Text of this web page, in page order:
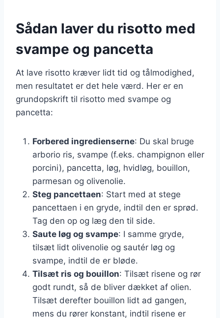
Sådan laver du risotto med
svampe og pancetta
At lave risotto kræver lidt tid og tålmodighed,
men resultatet er det hele værd. Her er en
grundopskrift til risotto med svampe og
pancetta:
Forbered ingredienserne: Du skal bruge
arborio ris, svampe (f.eks. champignon eller
porcini), pancetta, løg, hvidløg, bouillon,
parmesan og olivenolie.
Steg pancettaen: Start med at stege
pancettaen i en gryde, indtil den er sprød.
Tag den op og læg den til side.
Saute løg og svampe: I samme gryde,
tilsæt lidt olivenolie og sautér løg og
svampe, indtil de er bløde.
Tilsæt ris og bouillon: Tilsæt risene og rør
godt rundt, så de bliver dækket af olien.
Tilsæt derefter bouillon lidt ad gangen,
mens du rører konstant, indtil risene er